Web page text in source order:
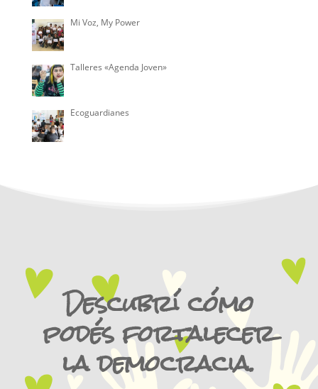
Mi Voz, My Power
Talleres «Agenda Joven»
Ecoguardianes
Descubrí cómo
podés fortalecer
la democracia.